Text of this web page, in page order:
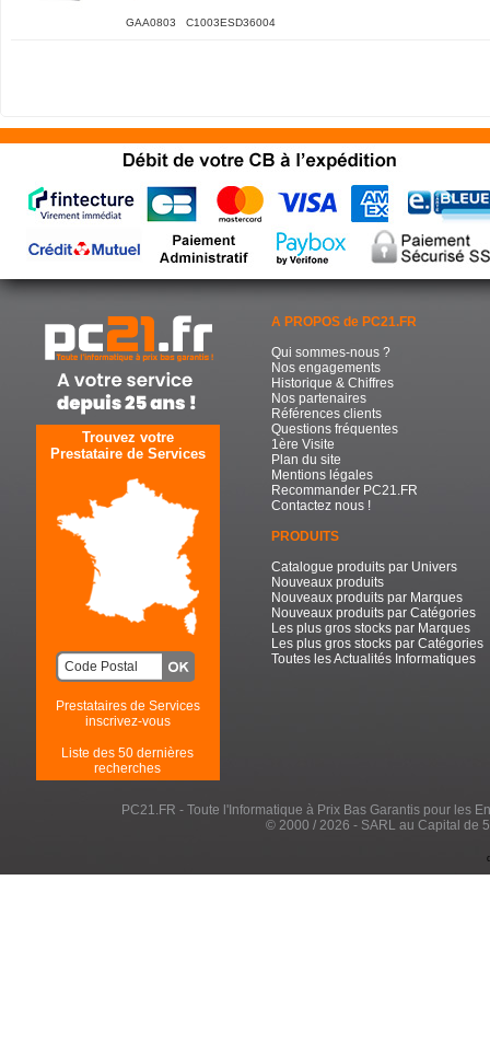
GAA0803 C1003ESD36004
Trouvez votre
Prestataire de Services
Prestataires de Services
inscrivez-vous
Liste des 50 dernières
recherches
A PROPOS de PC21.FR
Qui sommes-nous ?
Nos engagements
Historique & Chiffres
Nos partenaires
Références clients
Questions fréquentes
1ère Visite
Plan du site
Mentions légales
Recommander PC21.FR
Contactez nous !
PRODUITS
Catalogue produits par Univers
Nouveaux produits
Nouveaux produits par Marques
Nouveaux produits par Catégories
Les plus gros stocks par Marques
Les plus gros stocks par Catégories
Toutes les Actualités Informatiques
PC21.FR - Toute l'Informatique à Prix Bas Garantis pour les
© 2000 / 2026 - SARL au Capital de